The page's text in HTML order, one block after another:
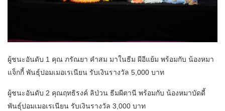
ผู้ชนะอันดับ 1 คุณ ภรัณยา คำสม มาในธีม ผีอีแย้ม พร้อมกับ น้องหมา
แจ็กกี้ พันธุ์ปอมเมอเรเนียน รับเงินรางวัล 5,000 บาท
ผู้ชนะอันดับ 2 คุณฤทธิรงค์ ลิป่วน ธีมผีตานี พร้อมกับ น้องหมาบัดดี้
พันธุ์ปอมเมอเรเนียน รับเงินรางวัล 3,000 บาท